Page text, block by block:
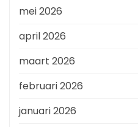
mei 2026
april 2026
maart 2026
februari 2026
januari 2026